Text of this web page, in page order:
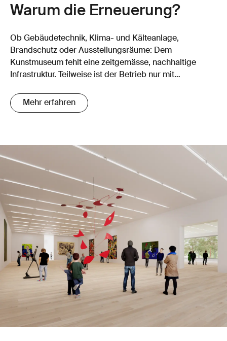
Warum die Erneuerung?
Ob Gebäudetechnik, Klima- und Kälteanlage,
Brandschutz oder Ausstellungsräume: Dem
Kunstmuseum fehlt eine zeitgemässe, nachhaltige
Infrastruktur. Teilweise ist der Betrieb nur mit
Mehr erfahren